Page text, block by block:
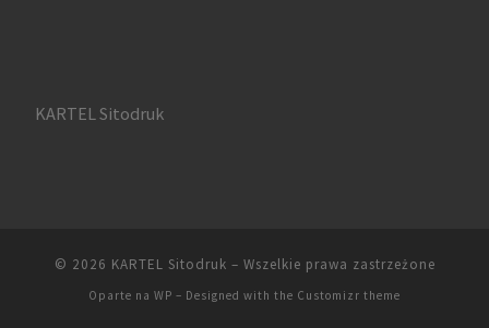
KARTEL Sitodruk
© 2026 KARTEL Sitodruk – Wszelkie prawa zastrzeżone
Oparte na WP – Designed with the Customizr theme